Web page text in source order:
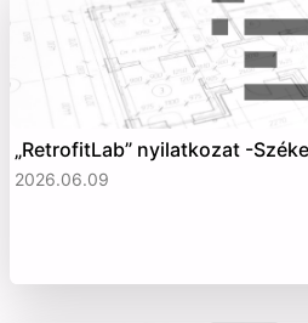
„RetrofitLab” nyilatkozat -
2026.06.09